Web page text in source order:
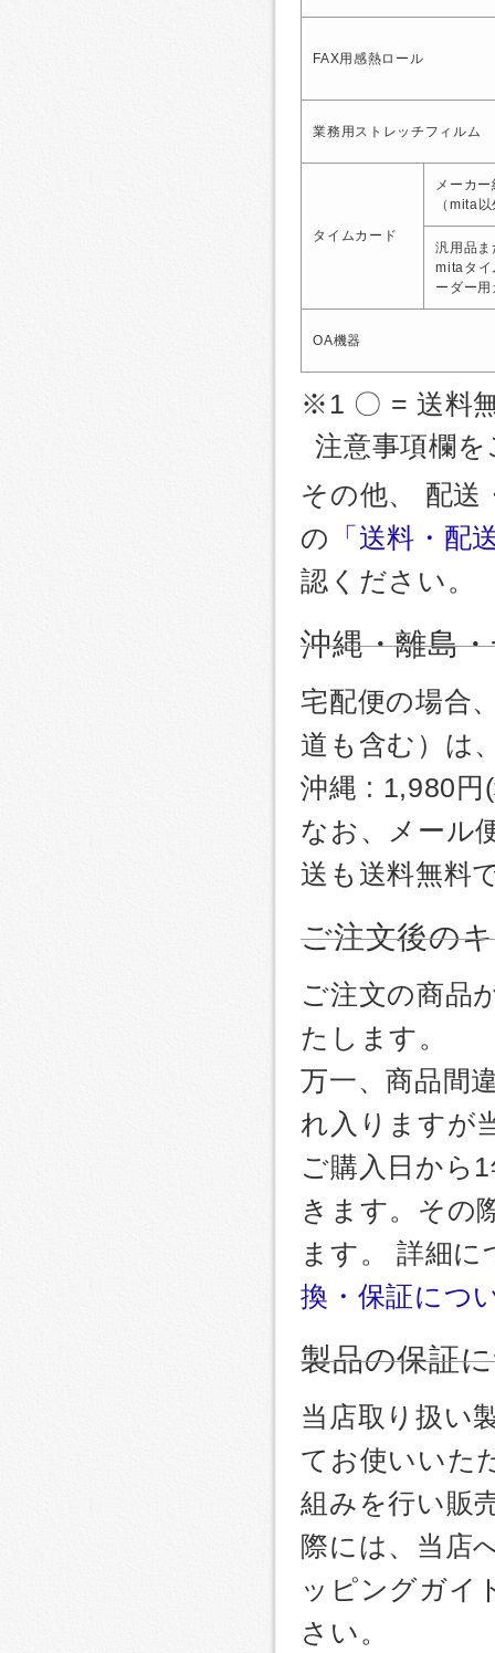
FAX用感熱ロール
業務用ストレッチフィルム
タイムカード
メーカ
（mita
汎用品ま
mitaタイ
ーダー
OA機器
※1 〇 = 送料
注意事項欄
その他、 配送
の
「送料・配
認ください。
沖縄・離島
宅配便の場合
道も含む）は
沖縄 : 1,980円
なお、メール
送も送料無料
ご注文後の
ご注文の商品
たします。
万一、商品間
れ入りますが
ご購入日から
きます。その
ます。 詳細
換・保証につ
製品の保証
当店取り扱い
てお使いいた
組みを行い販
際には、当店
ッピングガイ
さい。